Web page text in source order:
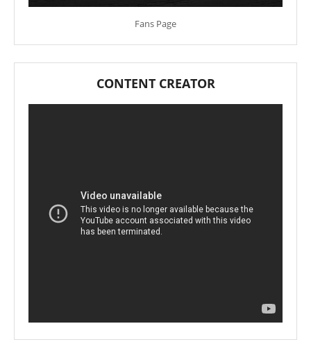
Fans Page
CONTENT CREATOR